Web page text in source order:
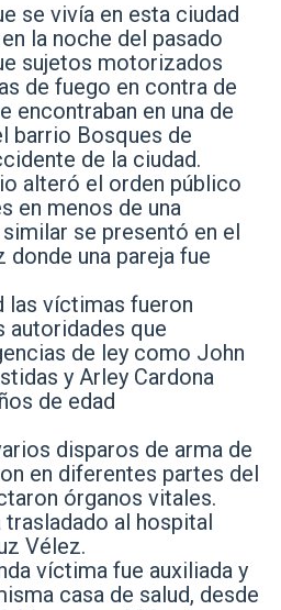
se vivía en esta ciudad
la noche del pasado
sujetos motorizados
de fuego en contra de
encontraban en una de
barrio Bosques de
de la ciudad.
alteró el orden público
en menos de una
se presentó en el
donde una pareja fue
las víctimas fueron
autoridades que
de ley como John
y Arley Cardona
de edad
disparos de arma de
en diferentes partes del
órganos vitales.
al hospital
Vélez.
víctima fue auxiliada y
casa de salud, desde